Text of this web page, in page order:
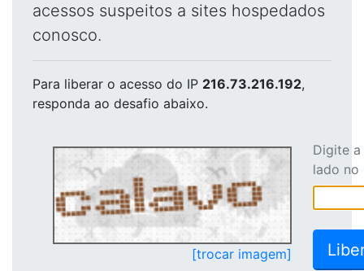
acessos suspeitos a sites hospedados
conosco.
Para liberar o acesso do IP 216.73.216.192,
responda ao desafio abaixo.
[trocar imagem]
Digite
lado no